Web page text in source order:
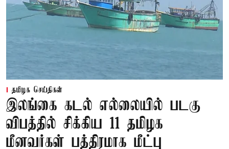
தமிழக செய்திகள்
இலங்கை கடல் எல்லையில் படகு
விபத்தில் சிக்கிய 11 தமிழக
மீனவர்கள் பத்திரமாக மீட்பு